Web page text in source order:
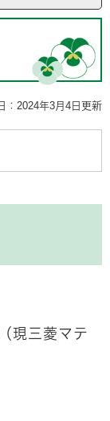
：2024年3月4日更新
現三菱マテ